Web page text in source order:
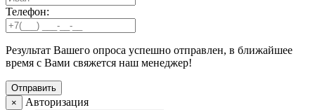
Телефон:
Результат Вашего опроса успешно отправлен, в ближайшее
время с Вами свяжется наш менеджер!
×
Авторизация